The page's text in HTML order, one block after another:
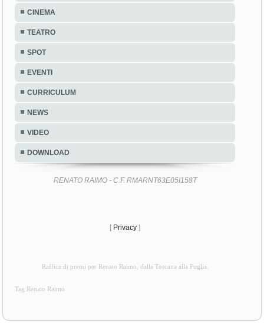
CINEMA
TEATRO
SPOT
EVENTI
CURRICULUM
NEWS
VIDEO
DOWNLOAD
RENATO RAIMO - C.F. RMARNT63E05I158T
[ Privacy ]
Raffica di premi per Renato Raimo, dalla Toscana alla Puglia.
Tag Renato Raimo